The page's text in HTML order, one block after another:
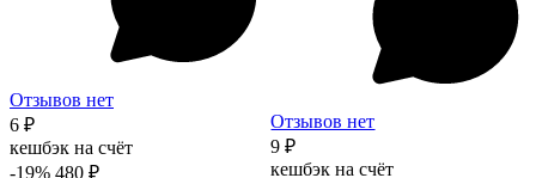
Отзывов нет
6 ₽
кешбэк на счёт
-19% 480 ₽
Отзывов нет
9 ₽
кешбэк на счёт